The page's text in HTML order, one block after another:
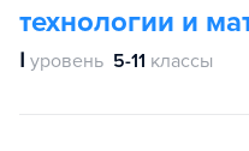
технологии и
Ⅰ уровень 5-11 классы